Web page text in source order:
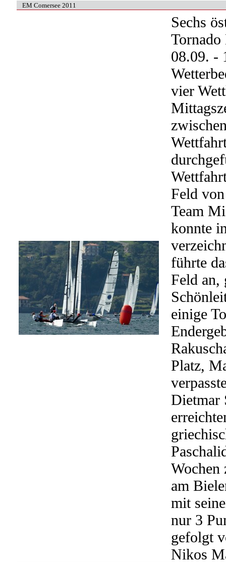
EM Comersee 2011
Sechs
Tornado
08.09. -
vier
Feld
Team
konnte
führte
Feld an,
einige
Platz,
Dietmar
Wochen
am
mit
nur 3
gefolgt
Nikos